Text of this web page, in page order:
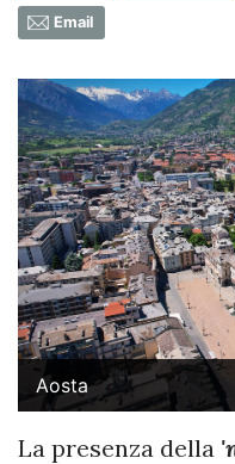
Email
Aosta
La presenza della